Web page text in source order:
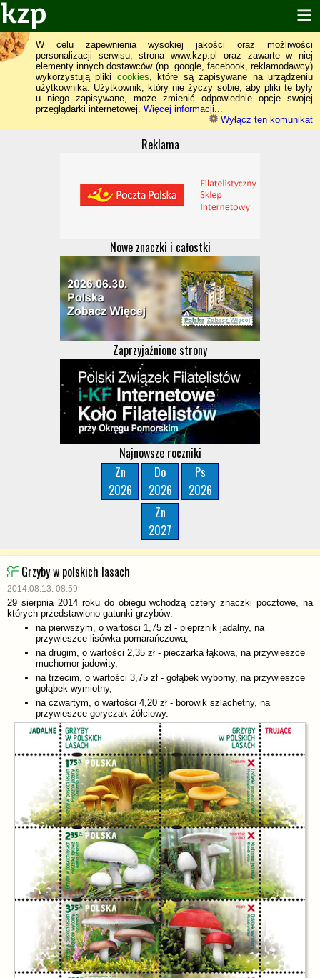
W celu zapewnienia wysokiej jakości oraz możliwości
personalizacji serwisu, strona www.kzp.pl oraz zawarte w niej
elementy innych dostawców (np. google, facebook, reklamodawcy)
wykorzystują pliki cookies, które są zapisywane na urządzeniu
użytkownika. Użytkownik, który nie życzy sobie, aby pliki te były
u niego zapisywane, może zmienić odpowiednie opcje swojej
przeglądarki internetowej. Więcej informacji...
Wyłącz ten komunikat
Reklama
Nowe znaczki i całostki
Zaprzyjaźnione strony
Najnowsze roczniki
Zn
2026
Do
2026
Ps
2026
Zn
2027
Grzyby w polskich lasach
2014.08.13. 08:59
29 sierpnia 2014 roku do obiegu wchodzą cztery znaczki pocztowe, na
których przedstawiono gatunki grzybów:
na pierwszym, o wartości 1,75 zł - pieprznik jadalny, na
przywieszce lisówka pomarańczowa,
na drugim, o wartości 2,35 zł - pieczarka łąkowa, na przywieszce
muchomor jadowity,
na trzecim, o wartości 3,75 zł - gołąbek wyborny, na przywieszce
gołąbek wymiotny,
na czwartym, o wartości 4,20 zł - borowik szlachetny, na
przywieszce goryczak żółciowy.